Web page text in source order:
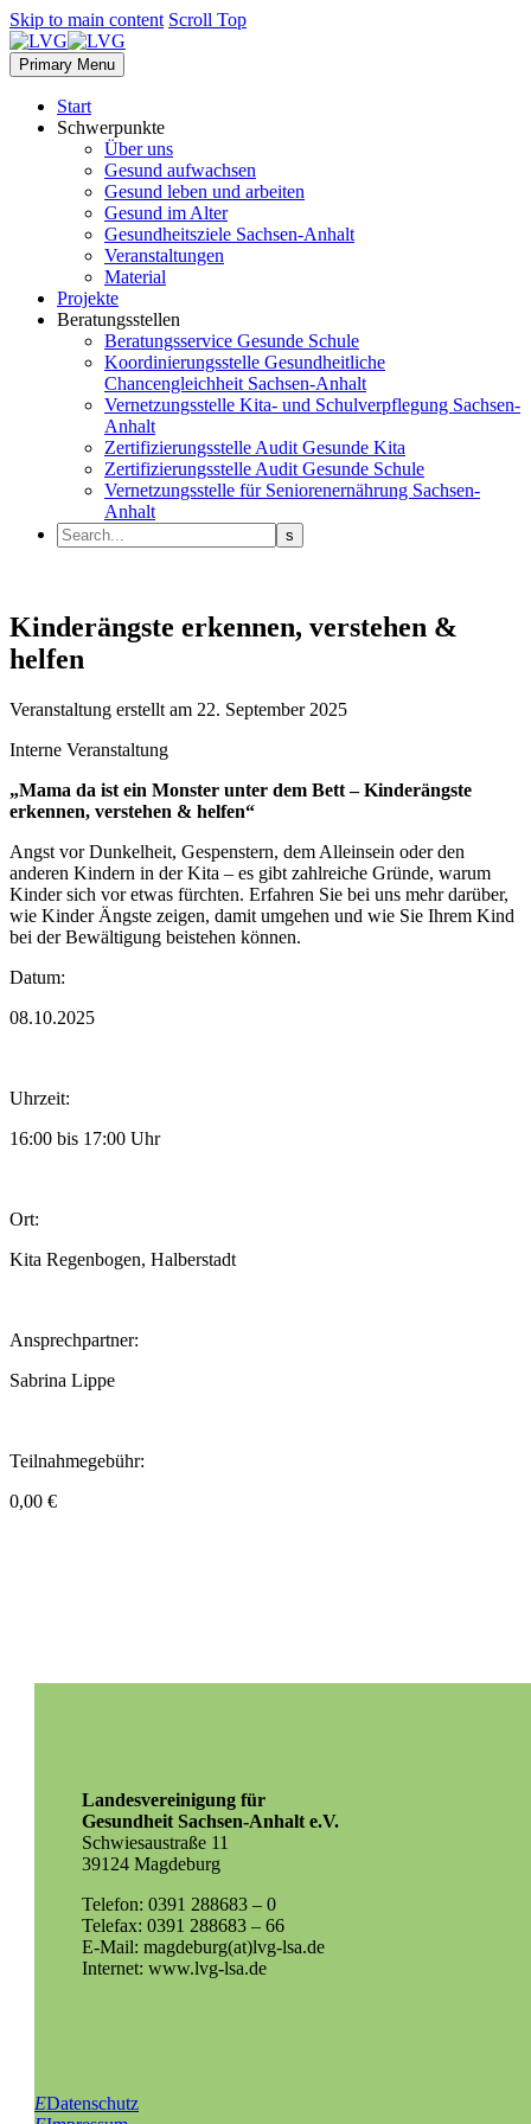
Skip to main content Scroll Top
Primary Menu
Start
Schwerpunkte
Über uns
Gesund aufwachsen
Gesund leben und arbeiten
Gesund im Alter
Gesundheitsziele Sachsen-Anhalt
Veranstaltungen
Material
Projekte
Beratungsstellen
Beratungsservice Gesunde Schule
Koordinierungsstelle Gesundheitliche
Chancengleichheit Sachsen-Anhalt
Vernetzungsstelle Kita- und Schulverpflegung Sachsen-
Anhalt
Zertifizierungsstelle Audit Gesunde Kita
Zertifizierungsstelle Audit Gesunde Schule
Vernetzungsstelle für Seniorenernährung Sachsen-
Anhalt
Kinderängste erkennen, verstehen &
helfen
Veranstaltung erstellt am 22. September 2025
Interne Veranstaltung
„Mama da ist ein Monster unter dem Bett – Kinderängste
erkennen, verstehen & helfen“
Angst vor Dunkelheit, Gespenstern, dem Alleinsein oder den
anderen Kindern in der Kita – es gibt zahlreiche Gründe, warum
Kinder sich vor etwas fürchten. Erfahren Sie bei uns mehr darüber,
wie Kinder Ängste zeigen, damit umgehen und wie Sie Ihrem Kind
bei der Bewältigung beistehen können.
Datum:
08.10.2025
Uhrzeit:
16:00 bis 17:00 Uhr
Ort:
Kita Regenbogen, Halberstadt
Ansprechpartner:
Sabrina Lippe
Teilnahmegebühr:
0,00 €
Landesvereinigung für
Gesundheit Sachsen-Anhalt e.V.
Schwiesaustraße 11
39124 Magdeburg
Telefon: 0391 288683 – 0
Telefax: 0391 288683 – 66
E-Mail: magdeburg(at)lvg-lsa.de
Internet: www.lvg-lsa.de
EDatenschutz